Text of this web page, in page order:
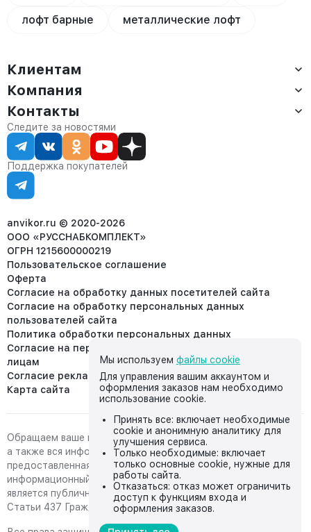
лофт барные металлические лофт
Клиентам
Доставка
Оплата
Сервис
Статус заказа
Статьи
Компания
О компании
Контакты
Партнёрам
Контакты
Отдел продаж:
8 (800) 234-22-62
corp@anvikor.ru
Ежедневно, с 7:00-19:00 (МСК)
Отдел рекламации:
8 (953) 455-25-61
Следите за новостями
Поддержка покупателей
anvikor.ru © 2020-2026
ООО «РУССНАБКОМПЛЕКТ»
ОГРН 1215600000219
Пользовательское соглашение
Оферта
Согласие на обработку данных посетителей сайта
Согласие на обработку персональных данных
пользователей сайта
Политика обработки персональных данных
Согласие на передачу персональных данных третьим
лицам
Согласие реклама
Карта сайта
Обращаем ваше внимание на то, что данный интернет-сайт,
а также вся информация о товарах и ценах,
предоставленная на нём, носит исключительно
информационный характер и ни при каких условиях не
является публичной офертой, определяемой положениями
Статьи 437 Гражданского кодекса Российской Федерации.
Мы используем файлы cookie
Для управления вашим аккаунтом и
оформления заказов нам необходимо
использование cookie.
Принять все: включает необходимые
cookie и анонимную аналитику для
улучшения сервиса.
Только необходимые: включает
только основные cookie, нужные для
работы сайта.
Отказаться: отказ может ограничить
доступ к функциям входа и
оформления заказов.